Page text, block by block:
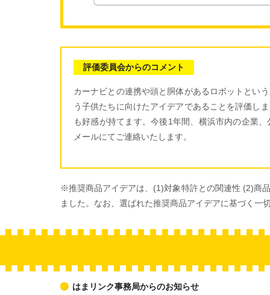
評価委員会からのコメント
カーナビとの連携や頭と胴体があるロボットとい
う子供たちに向けたアイデアであることを評価し
も好感が持てます。今後1年間、横浜市内の企業
メールにてご連絡いたします。
※推奨商品アイデアは、(1)対象特許との関連性 (2)商
ました。なお、選ばれた推奨商品アイデアに基づく一
はまリンク事務局からのお知らせ